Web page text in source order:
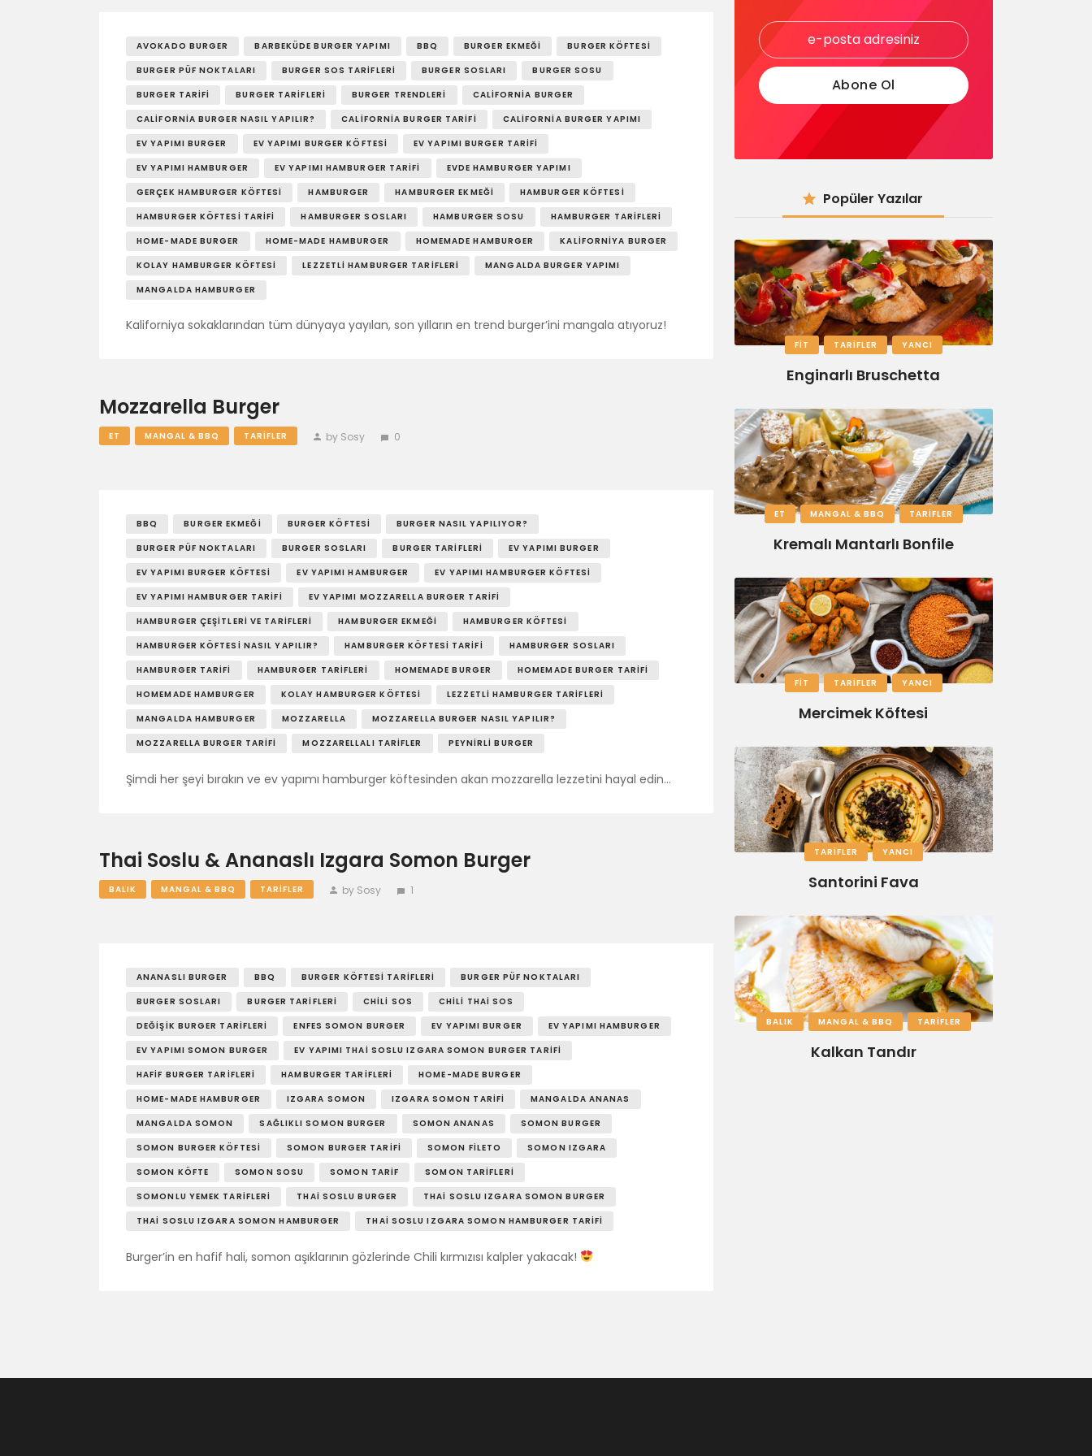
AVOKADO BURGER BARBEKÜDE BURGER YAPIMI BBQ BURGER EKMEĞI
BURGER KÖFTESI
BURGER PÜF NOKTALARI
BURGER SOS TARIFLERI BURGER SOSLARI
BURGER SOSU
BURGER TARIFI
BURGER TARIFLERI BURGER TRENDLERI
CALIFORNIA BURGER
CALIFORNIA BURGER NASIL YAPILIR?
CALIFORNIA BURGER TARIFI
CALIFORNIA BURGER YAPIMI
EV YAPIMI BURGER
EV YAPIMI BURGER KÖFTESI
EV YAPIMI BURGER TARIFI
EV YAPIMI HAMBURGER
EV YAPIMI HAMBURGER TARIFI
EVDE HAMBURGER YAPIMI
GERÇEK HAMBURGER KÖFTESI
HAMBURGER HAMBURGER EKMEĞI
HAMBURGER KÖFTESI
HAMBURGER KÖFTESI TARIFI
HAMBURGER SOSLARI HAMBURGER SOSU
HAMBURGER TARIFLERI
HOME-MADE BURGER
HOME-MADE HAMBURGER HOMEMADE HAMBURGER
KALIFORNIYA BURGER
KOLAY HAMBURGER KÖFTESI
LEZZETLI HAMBURGER TARIFLERI
MANGALDA BURGER YAPIMI
MANGALDA HAMBURGER
Kaliforniya sokaklarından tüm dünyaya yayılan, son yılların en trend burger’ini mangala atıyoruz!
Mozzarella Burger
ET MANGAL & BBQ TARIFLER by Sosy 0
BBQ BURGER EKMEĞI BURGER KÖFTESI
BURGER NASIL YAPILIYOR?
BURGER PÜF NOKTALARI
BURGER SOSLARI BURGER TARIFLERI
EV YAPIMI BURGER
EV YAPIMI BURGER KÖFTESI
EV YAPIMI HAMBURGER
EV YAPIMI HAMBURGER KÖFTESI
EV YAPIMI HAMBURGER TARIFI
EV YAPIMI MOZZARELLA BURGER TARIFI
HAMBURGER ÇEŞITLERI VE TARIFLERI
HAMBURGER EKMEĞI
HAMBURGER KÖFTESI
HAMBURGER KÖFTESI NASIL YAPILIR?
HAMBURGER KÖFTESI TARIFI
HAMBURGER SOSLARI
HAMBURGER TARIFI
HAMBURGER TARIFLERI HOMEMADE BURGER
HOMEMADE BURGER TARIFI
HOMEMADE HAMBURGER
KOLAY HAMBURGER KÖFTESI
LEZZETLI HAMBURGER TARIFLERI
MANGALDA HAMBURGER
MOZZARELLA
MOZZARELLA BURGER NASIL YAPILIR?
MOZZARELLA BURGER TARIFI
MOZZARELLALI TARIFLER PEYNIRLI BURGER
Şimdi her şeyi bırakın ve ev yapımı hamburger köftesinden akan mozzarella lezzetini hayal edin…
Thai Soslu & Ananaslı Izgara Somon Burger
BALIK MANGAL & BBQ TARIFLER by Sosy 1
ANANASLI BURGER BBQ BURGER KÖFTESI TARIFLERI
BURGER PÜF NOKTALARI
BURGER SOSLARI
BURGER TARIFLERI CHILI SOS
CHILI THAI SOS
DEĞIŞIK BURGER TARIFLERI
ENFES SOMON BURGER EV YAPIMI BURGER
EV YAPIMI HAMBURGER
EV YAPIMI SOMON BURGER
EV YAPIMI THAI SOSLU IZGARA SOMON BURGER TARIFI
HAFIF BURGER TARIFLERI
HAMBURGER TARIFLERI
HOME-MADE BURGER
HOME-MADE HAMBURGER
IZGARA SOMON IZGARA SOMON TARIFI
MANGALDA ANANAS
MANGALDA SOMON
SAĞLIKLI SOMON BURGER SOMON ANANAS
SOMON BURGER
SOMON BURGER KÖFTESI
SOMON BURGER TARIFI SOMON FILETO
SOMON IZGARA
SOMON KÖFTE
SOMON SOSU SOMON TARIF
SOMON TARIFLERI
SOMONLU YEMEK TARIFLERI
THAI SOSLU BURGER
THAI SOSLU IZGARA SOMON BURGER
THAI SOSLU IZGARA SOMON HAMBURGER
THAI SOSLU IZGARA SOMON HAMBURGER TARIFI
Burger’in en hafif hali, somon aşıklarının gözlerinde Chili kırmızısı kalpler yakacak!
Popüler Yazılar
FIT TARIFLER YANCI
Enginarlı Bruschetta
ET MANGAL & BBQ TARIFLER
Kremalı Mantarlı Bonfile
FIT TARIFLER YANCI
Mercimek Köftesi
TARIFLER YANCI
Santorini Fava
BALIK MANGAL & BBQ TARIFLER
Kalkan Tandır